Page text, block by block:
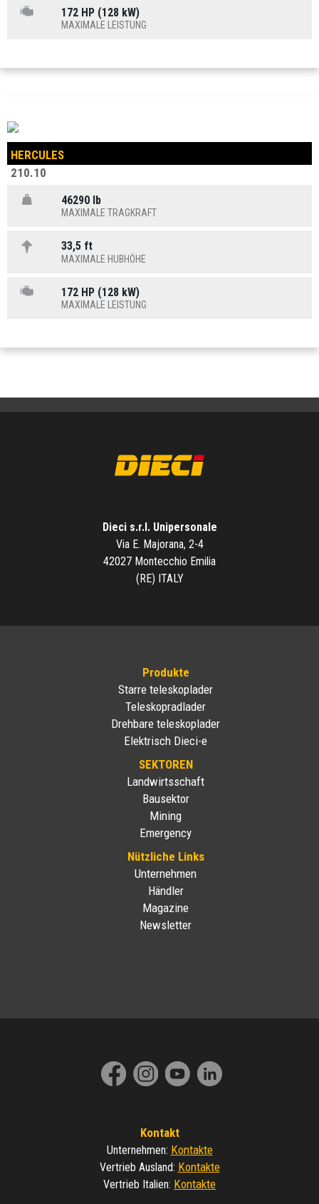
172 HP (128 kW)
MAXIMALE LEISTUNG
HERCULES
210.10
46290 lb
MAXIMALE TRAGKRAFT
33,5 ft
MAXIMALE HUBHÖHE
172 HP (128 kW)
MAXIMALE LEISTUNG
Dieci s.r.l. Unipersonale
Via E. Majorana, 2-4
42027 Montecchio Emilia
(RE) ITALY
Produkte
Starre teleskoplader
Teleskopradlader
Drehbare teleskoplader
Elektrisch Dieci-e
SEKTOREN
Landwirtsschaft
Bausektor
Mining
Emergency
Nützliche Links
Unternehmen
Händler
Magazine
Newsletter
Kontakt
Unternehmen: Kontakte
Vertrieb Ausland: Kontakte
Vertrieb Italien: Kontakte